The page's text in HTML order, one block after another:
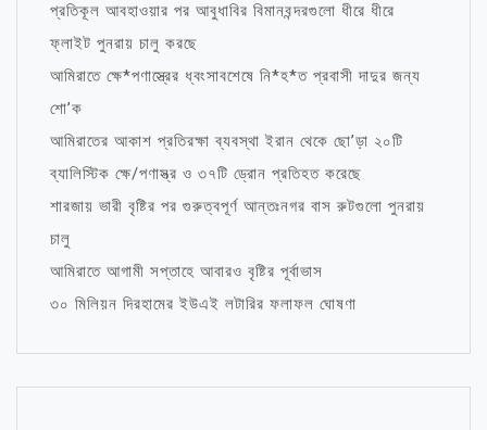
প্রতিকূল আবহাওয়ার পর আবুধাবির বিমানবন্দরগুলো ধীরে ধীরে
ফ্লাইট পুনরায় চালু করছে
আমিরাতে ক্ষে*পণাস্ত্রের ধ্বংসাবশেষে নি*হ*ত প্রবাসী দাদুর জন্য
শো’ক
আমিরাতের আকাশ প্রতিরক্ষা ব্যবস্থা ইরান থেকে ছো’ড়া ২০টি
ব্যালিস্টিক ক্ষে/পণাস্ত্র ও ৩৭টি ড্রোন প্রতিহত করেছে
শারজায় ভারী বৃষ্টির পর গুরুত্বপূর্ণ আন্তঃনগর বাস রুটগুলো পুনরায়
চালু
আমিরাতে আগামী সপ্তাহে আবারও বৃষ্টির পূর্বাভাস
৩০ মিলিয়ন দিরহামের ইউএই লটারির ফলাফল ঘোষণা